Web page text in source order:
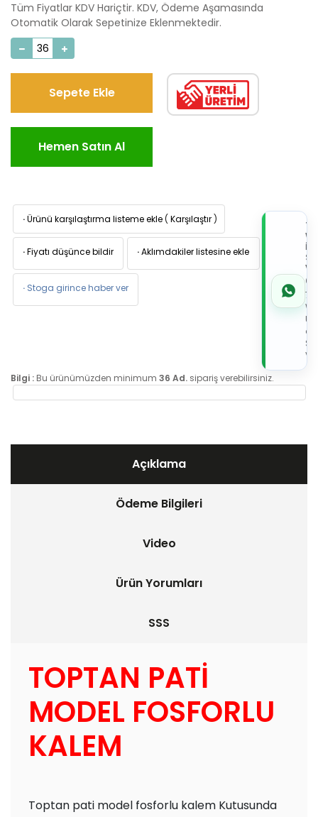
Tüm Fiyatlar KDV Hariçtir. KDV, Ödeme Aşamasında
Otomatik Olarak Sepetinize Eklenmektedir.
Sepete Ekle
Hemen Satın Al
·Ürünü karşılaştırma listeme ekle ( Karşılaştır )
·Fiyatı düşünce bildir ·Aklımdakiler listesine ekle
· Stoga girince haber ver
İLE
de
Bilgi : Bu ürünümüzden minimum 36 Ad. sipariş verebilirsiniz.
Açıklama
Ödeme Bilgileri
Video
Ürün Yorumları
SSS
TOPTAN PATİ
MODEL FOSFORLU
KALEM
Toptan pati model fosforlu kalem Kutusunda